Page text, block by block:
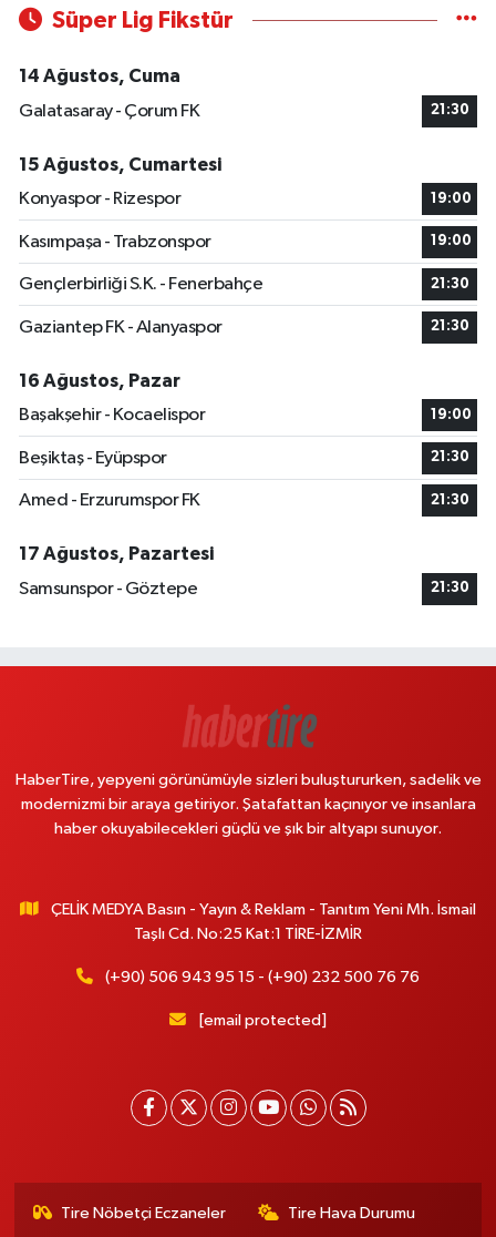
Süper Lig Fikstür
14 Ağustos, Cuma
Galatasaray - Çorum FK
21:30
15 Ağustos, Cumartesi
Konyaspor - Rizespor
19:00
Kasımpaşa - Trabzonspor 19:00
Gençlerbirliği S.K. - Fenerbahçe 21:30
Gaziantep FK - Alanyaspor 21:30
16 Ağustos, Pazar
Başakşehir - Kocaelispor
19:00
Beşiktaş - Eyüpspor 21:30
Amed - Erzurumspor FK 21:30
17 Ağustos, Pazartesi
Samsunspor - Göztepe
21:30
HaberTire, yepyeni görünümüyle sizleri buluştururken, sadelik ve
modernizmi bir araya getiriyor. Şatafattan kaçınıyor ve insanlara
haber okuyabilecekleri güçlü ve şık bir altyapı sunuyor.
ÇELİK MEDYA Basın - Yayın & Reklam - Tanıtım Yeni Mh. İsmail
Taşlı Cd. No:25 Kat:1 TİRE-İZMİR
(+90) 506 943 95 15 - (+90) 232 500 76 76
[email protected]
Tire Nöbetçi Eczaneler Tire Hava Durumu